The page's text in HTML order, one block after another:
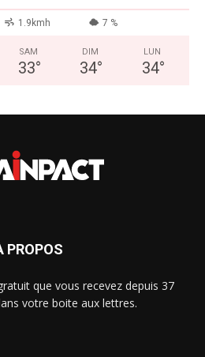
1.9kmh 7 %
SAM
33°
DIM
34°
LUN
34°
PROPOS
que vous recevez depuis 37
votre boite aux lettres.